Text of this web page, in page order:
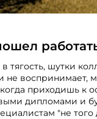
тягость, шутки
не воспринимает,
приходишь к
дипломами и
"не того